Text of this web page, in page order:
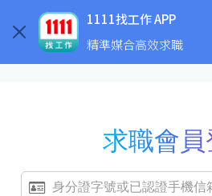
1111找工作 APP
精準媒合高效求職
求職會員